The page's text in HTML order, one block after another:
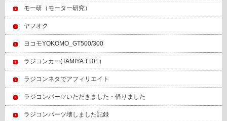
モー研（モーター研究）
ヤフオク
ヨコモYOKOMO_GT500/300
ラジコンカー(TAMIYA TT01）
ラジコンネタでアフィリエイト
ラジコンパーツいただきました・借りました
ラジコンパーツ壊しました記録